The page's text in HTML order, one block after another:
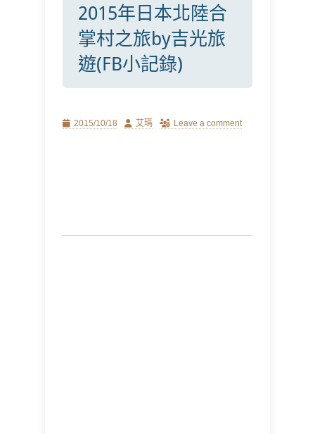
2015年日本北陸合
掌村之旅by吉光旅
遊(FB小記錄)
Posted2015/10/18 Author
艾瑪 Leave a comment